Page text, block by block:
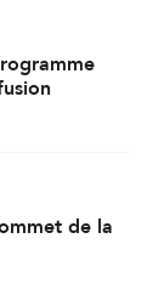
de la